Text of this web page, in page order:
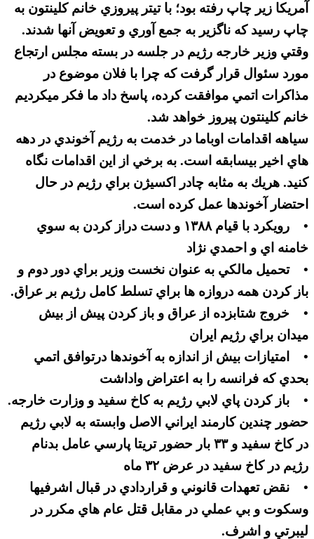
آمريكا زير چاپ رفته بود؛ با تيتر پيروزي خانم كلينتون به
چاپ رسيد كه ناگزير به جمع آوري و تعويض آنها شدند.
وقتي وزير خارجه رژيم در جلسه در بسته مجلس ارتجاع
مورد سئوال قرار گرفت كه چرا با فلان موضوع در
مذاكرات اتمي موافقت كرده، پاسخ داد ما فكر ميكرديم
خانم كلينتون پيروز خواهد شد.
سياهه اقدامات اوباما در خدمت به رژيم آخوندي در دهه
هاي اخير بيسابقه است. به برخي از اين اقدامات نگاه
كنيد. هريك به مثابه چادر اكسيژن براي رژيم در حال
احتضار آخوندها عمل كرده است.
• رويكرد با قيام ۱۳۸۸ و دست دراز كردن به سوي
خامنه اي و احمدي نژاد
• تحميل مالكي به عنوان نخست وزير براي دور دوم و
باز كردن همه دروازه ها براي تسلط كامل رژيم بر عراق.
• خروج شتابزده از عراق و باز كردن پيش از بيش
ميدان براي رژيم ايران
• امتيازات بيش از اندازه به آخوندها درتوافق اتمي
بحدي كه فرانسه را به اعتراض واداشت
• باز كردن پاي لابي رژيم به كاخ سفيد و وزارت خارجه.
حضور چندين كارمند ايراني الاصل وابسته به لابي رژيم
در كاخ سفيد و ۳۳ بار حضور تريتا پارسي عامل بدنام
رژيم در كاخ سفيد در عرض ۳۲ ماه
• نقض تعهدات قانوني و قراردادي در قبال اشرفيها
وسكوت و بي عملي در مقابل قتل عام هاي مكرر در
ليبرتي و اشرف.